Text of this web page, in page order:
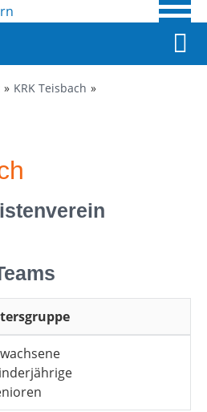
KRK Teisbach